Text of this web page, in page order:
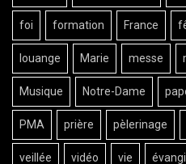
foi formation France
louange Marie messe
Musique Notre-Dame
PMA prière pèlerinage
veillée vidéo vie